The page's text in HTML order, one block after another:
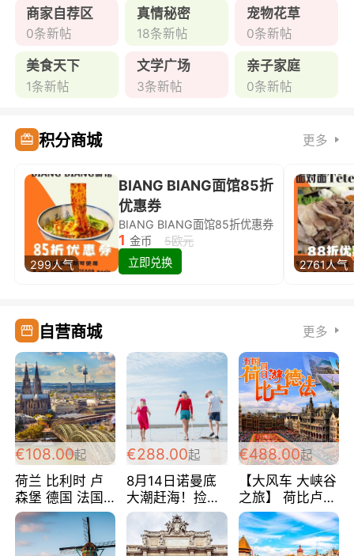
商家自荐区
0条新帖
真情秘密
18条新帖
宠物花草
0条新帖
美食天下
1条新帖
文学广场
3条新帖
亲子家庭
0条新帖
积分商城 更多
299人气
BIANG BIANG面馆85折
优惠券
BIANG BIANG面馆85折优惠券
1 金币
5欧元
立即兑换
2761人气
自营商城 更多
€108.00起
荷兰 比利时 卢
森堡 德国 法国
超爽玩遍西欧 循
环线 全程四星宾
馆 108欧/人/天
€288.00起
8月14日诺曼底
大潮赶海！捡海
鲜！轻轻松松海
边爽玩三日游
288欧/人
€488.00起
【大风车 大峡谷
之旅】 荷比卢德
法 巴黎上下 经
典五国四日游
488欧/人